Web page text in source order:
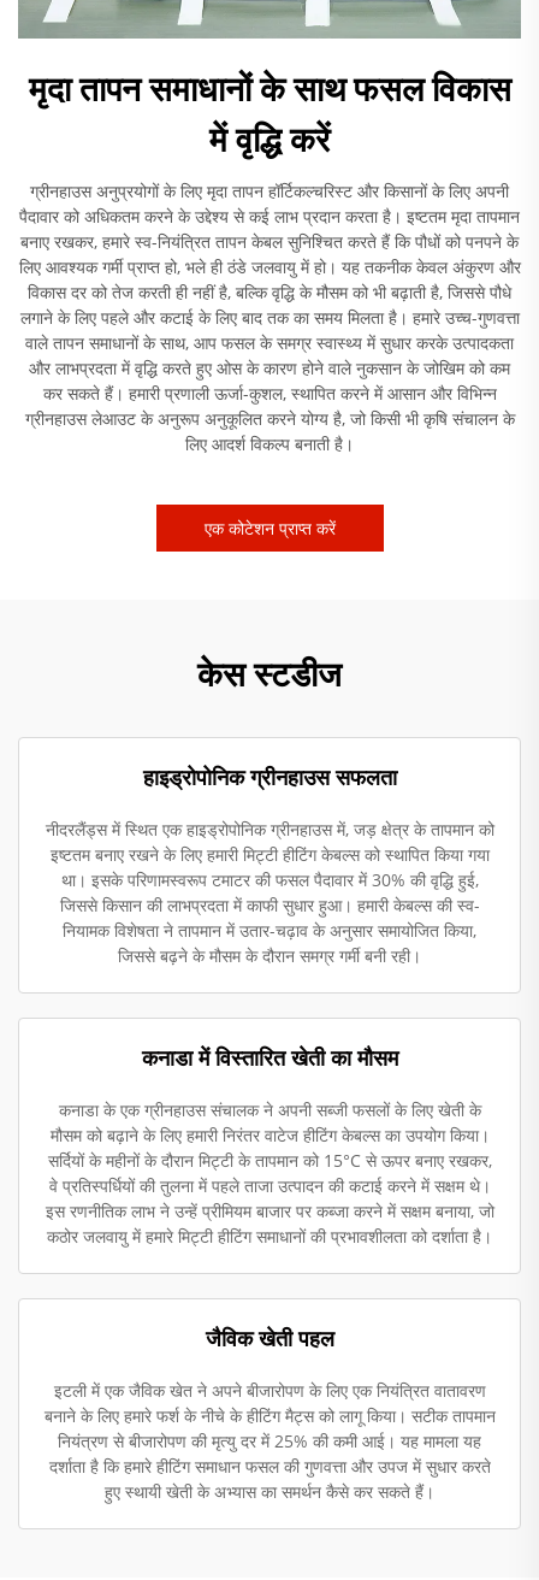
मृदा तापन समाधानों के साथ फसल विकास
में वृद्धि करें
ग्रीनहाउस अनुप्रयोगों के लिए मृदा तापन हॉर्टिकल्चरिस्ट और किसानों के लिए अपनी
पैदावार को अधिकतम करने के उद्देश्य से कई लाभ प्रदान करता है। इष्टतम मृदा तापमान
बनाए रखकर, हमारे स्व-नियंत्रित तापन केबल सुनिश्चित करते हैं कि पौधों को पनपने के
लिए आवश्यक गर्मी प्राप्त हो, भले ही ठंडे जलवायु में हो। यह तकनीक केवल अंकुरण और
विकास दर को तेज करती ही नहीं है, बल्कि वृद्धि के मौसम को भी बढ़ाती है, जिससे पौधे
लगाने के लिए पहले और कटाई के लिए बाद तक का समय मिलता है। हमारे उच्च-गुणवत्ता
वाले तापन समाधानों के साथ, आप फसल के समग्र स्वास्थ्य में सुधार करके उत्पादकता
और लाभप्रदता में वृद्धि करते हुए ओस के कारण होने वाले नुकसान के जोखिम को कम
कर सकते हैं। हमारी प्रणाली ऊर्जा-कुशल, स्थापित करने में आसान और विभिन्न
ग्रीनहाउस लेआउट के अनुरूप अनुकूलित करने योग्य है, जो किसी भी कृषि संचालन के
लिए आदर्श विकल्प बनाती है।
एक कोटेशन प्राप्त करें
केस स्टडीज
हाइड्रोपोनिक ग्रीनहाउस सफलता
नीदरलैंड्स में स्थित एक हाइड्रोपोनिक ग्रीनहाउस में, जड़ क्षेत्र के तापमान को
इष्टतम बनाए रखने के लिए हमारी मिट्टी हीटिंग केबल्स को स्थापित किया गया
था। इसके परिणामस्वरूप टमाटर की फसल पैदावार में 30% की वृद्धि हुई,
जिससे किसान की लाभप्रदता में काफी सुधार हुआ। हमारी केबल्स की स्व-
नियामक विशेषता ने तापमान में उतार-चढ़ाव के अनुसार समायोजित किया,
जिससे बढ़ने के मौसम के दौरान समग्र गर्मी बनी रही।
कनाडा में विस्तारित खेती का मौसम
कनाडा के एक ग्रीनहाउस संचालक ने अपनी सब्जी फसलों के लिए खेती के
मौसम को बढ़ाने के लिए हमारी निरंतर वाटेज हीटिंग केबल्स का उपयोग किया।
सर्दियों के महीनों के दौरान मिट्टी के तापमान को 15°C से ऊपर बनाए रखकर,
वे प्रतिस्पर्धियों की तुलना में पहले ताजा उत्पादन की कटाई करने में सक्षम थे।
इस रणनीतिक लाभ ने उन्हें प्रीमियम बाजार पर कब्जा करने में सक्षम बनाया, जो
कठोर जलवायु में हमारे मिट्टी हीटिंग समाधानों की प्रभावशीलता को दर्शाता है।
जैविक खेती पहल
इटली में एक जैविक खेत ने अपने बीजारोपण के लिए एक नियंत्रित वातावरण
बनाने के लिए हमारे फर्श के नीचे के हीटिंग मैट्स को लागू किया। सटीक तापमान
नियंत्रण से बीजारोपण की मृत्यु दर में 25% की कमी आई। यह मामला यह
दर्शाता है कि हमारे हीटिंग समाधान फसल की गुणवत्ता और उपज में सुधार करते
हुए स्थायी खेती के अभ्यास का समर्थन कैसे कर सकते हैं।